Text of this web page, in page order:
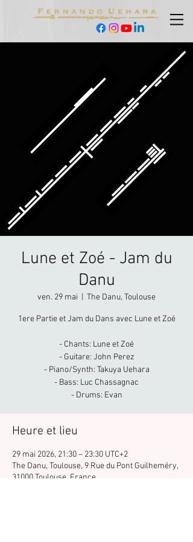
Lune et Zoé - Jam du
Danu
ven. 29 mai The Danu, Toulouse
1ere Partie et Jam du Dans avec Lune et Zoé
- Chants: Lune et Zoé
- Guitare: John Perez
- Piano/Synth: Takuya Uehara
- Bass: Luc Chassagnac
- Drums: Evan
Heure et lieu
29 mai 2026, 21:30 – 23:30 UTC+2
The Danu, Toulouse, 9 Rue du Pont Guilheméry,
31000 Toulouse, France